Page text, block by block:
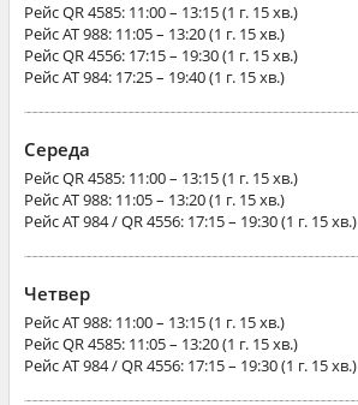
РейсQR 4585: 11:00 – 13:15 (1 г. 15 хв.)
РейсAT 988: 11:05 – 13:20 (1 г. 15 хв.)
РейсQR 4556: 17:15 – 19:30 (1 г. 15 хв.)
РейсAT 984: 17:25 – 19:40 (1 г. 15 хв.)
Середа
РейсQR 4585: 11:00 – 13:15 (1 г. 15 хв.)
РейсAT 988: 11:05 – 13:20 (1 г. 15 хв.)
РейсAT 984 / QR 4556: 17:15 – 19:30 (1 г. 15 хв.)
Четвер
РейсAT 988: 11:00 – 13:15 (1 г. 15 хв.)
РейсQR 4585: 11:05 – 13:20 (1 г. 15 хв.)
РейсAT 984 / QR 4556: 17:15 – 19:30 (1 г. 15 хв.)